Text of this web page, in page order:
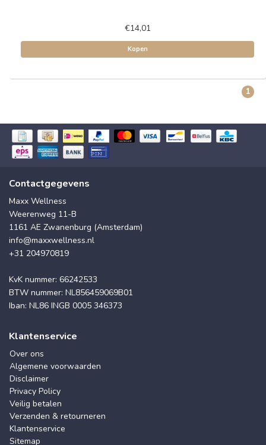
€14,01
Kopen
1
Contactgegevens
Maxx Wellness
Weerenweg 11-B
1161 AE Zwanenburg (Amsterdam)
info@maxxwellness.nl
+31 204970819
KvK nummer: 66242533
BTW nummer: NL856459069B01
Iban: NL86 INGB 0005 346373
Klantenservice
Over ons
Algemene voorwaarden
Disclaimer
Privacy Policy
Veilig betalen
Verzenden & retourneren
Klantenservice
Sitemap